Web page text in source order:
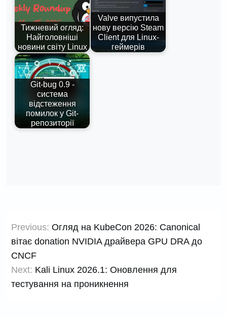
Тижневий огляд:
Найголовніші
новини світу Linux
Valve випустила
нову версію Steam
Client для Linux-
геймерів
Git-bug 0.9 -
система
відстеження
помилок у Git-
репозиторії
записів
Previous: Огляд на KubeCon 2026: Canonical
вітає donation NVIDIA драйвера GPU DRA до
CNCF
Next: Kali Linux 2026.1: Оновлення для
тестування на проникнення